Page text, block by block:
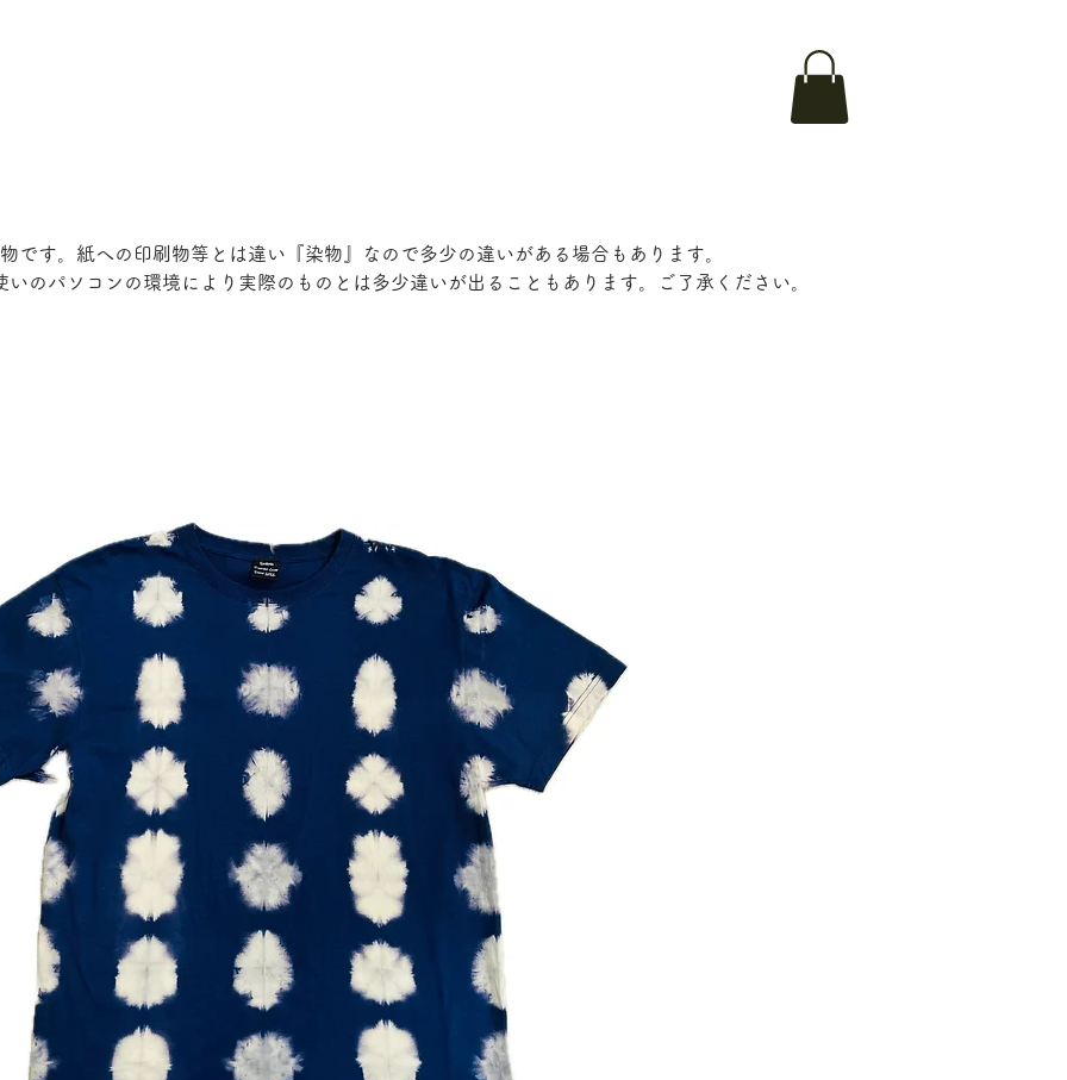
です。紙への印刷物等とは違い『染物』なので多少の違いがある場合もあります。
いのパソコンの環境により実際のものとは多少違いが出ることもあります。ご了承ください。